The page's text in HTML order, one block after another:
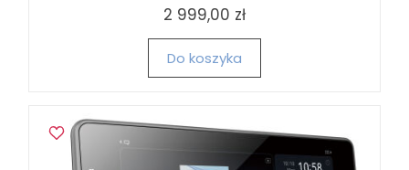
2 999,00 zł
Do koszyka